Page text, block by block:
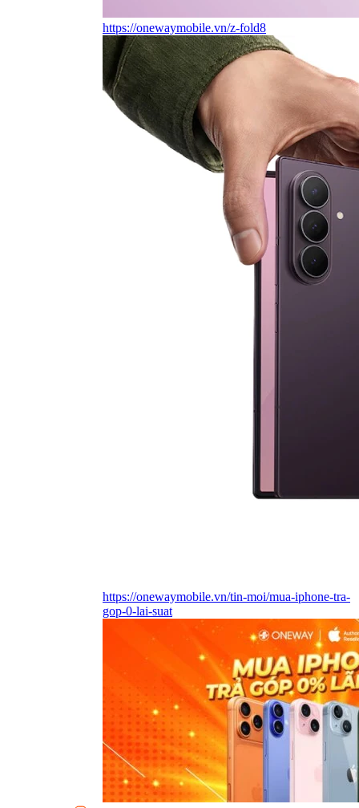
https://onewaymobile.vn/z-fold8
https://onewaymobile.vn/tin-moi/mua-iphone-tra-
gop-0-lai-suat